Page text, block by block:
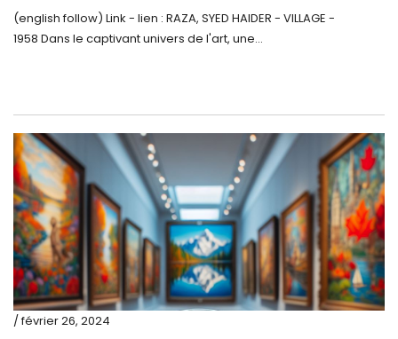
décembre 2020
novembre 2020
septembre 2020
juillet 2020
juin 2020
mai 2020
mars 2020
février 2020
décembre 2019
Inattendue
(english follow) Link - lien : RAZA, SYED HAIDER - VILLAGE -
1958 Dans le captivant univers de l'art, une...
/ février 26, 2024